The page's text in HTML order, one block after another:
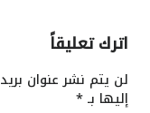
اترك تعليقاً
لن يتم نشر عنوان
إليها بـ*